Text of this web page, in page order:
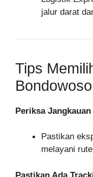
jalur darat
Tips
Periksa
Pastikan
melayani
Pastikan Ada